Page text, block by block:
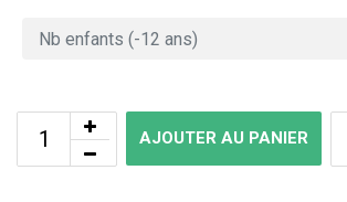
AJOUTER AU PANIER